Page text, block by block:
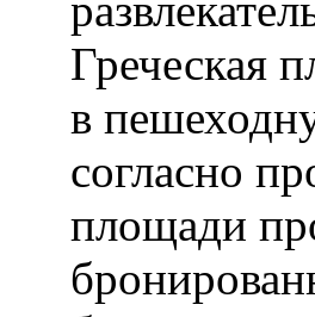
Греческая
в
согласно
площади